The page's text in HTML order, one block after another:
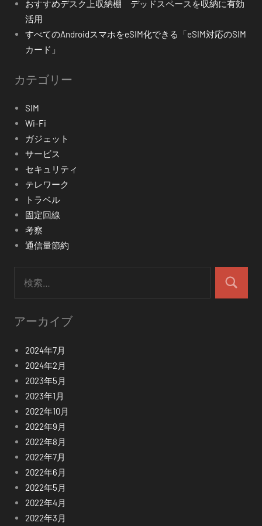
おすすめデスク上収納棚 デッドスペースを収納に有効
活用
すべてのAndroidスマホをeSIM化できる「eSIM対応のSIM
カード」
カテゴリー
SIM
Wi-Fi
ガジェット
サービス
セキュリティ
テレワーク
トラベル
固定回線
考察
通信量節約
検
アーカイブ
2024年7月
2024年2月
2023年5月
2023年1月
2022年10月
2022年9月
2022年8月
2022年7月
2022年6月
2022年5月
2022年4月
2022年3月